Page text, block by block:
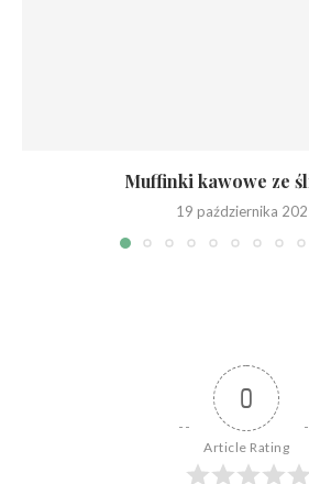
Muffinki kawowe ze
19 października
0
Article Rating